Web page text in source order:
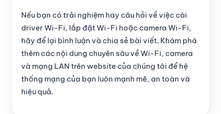
Nếu bạn có trải nghiệm hay câu hỏi về việc cài
driver Wi-Fi, lắp đặt Wi-Fi hoặc camera Wi-Fi,
hãy để lại bình luận và chia sẻ bài viết. Khám phá
thêm các nội dung chuyên sâu về Wi-Fi, camera
và mạng LAN trên website của chúng tôi để hệ
thống mạng của bạn luôn mạnh mẽ, an toàn và
hiệu quả.